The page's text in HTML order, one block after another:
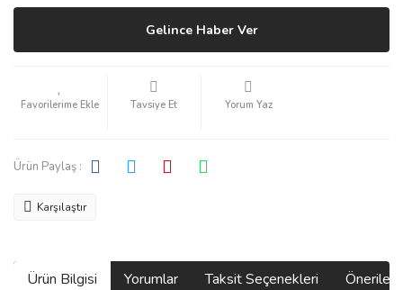
Gelince Haber Ver
Tavsiye Et Yorum Yaz
Ürün Paylaş :
Karşılaştır
Ürün Bilgisi Yorumlar Taksit Seçenekleri